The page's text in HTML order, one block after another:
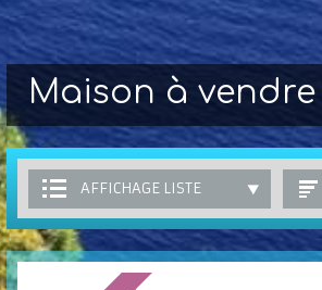
Maison à vendre
AFFICHAGE LISTE